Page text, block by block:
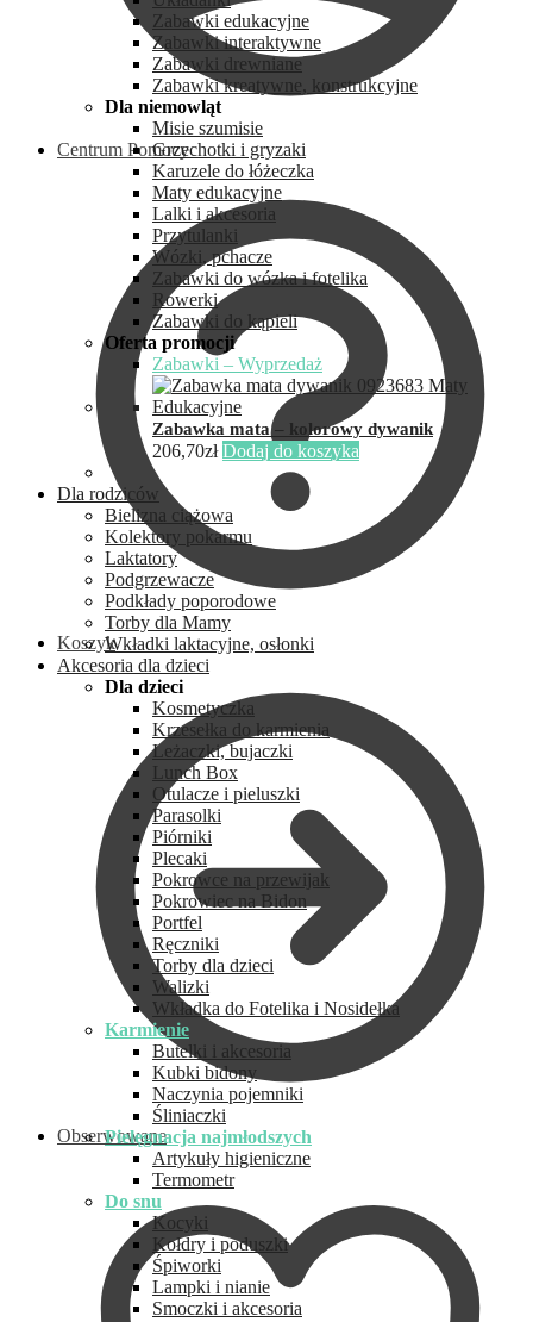
Centrum Pomocy
Koszyk
Obserwowane
Zabawki edukacyjne
Zabawki interaktywne
Zabawki drewniane
Zabawki kreatywne, konstrukcyjne
Dla niemowląt
Misie szumisie
Grzechotki i gryzaki
Karuzele do łóżeczka
Maty edukacyjne
Lalki i akcesoria
Przytulanki
Wózki, pchacze
Zabawki do wózka i fotelika
Rowerki
Zabawki do kąpieli
Oferta promocji
Zabawki – Wyprzedaż
Zabawka mata – kolorowy dywanik
206,70zł Dodaj do koszyka
Dla rodziców
Bielizna ciążowa
Kolektory pokarmu
Laktatory
Podgrzewacze
Podkłady poporodowe
Torby dla Mamy
Wkładki laktacyjne, osłonki
Akcesoria dla dzieci
Dla dzieci
Kosmetyczka
Krzesełka do karmienia
Leżaczki, bujaczki
Lunch Box
Otulacze i pieluszki
Parasolki
Piórniki
Plecaki
Pokrowce na przewijak
Pokrowiec na Bidon
Portfel
Ręczniki
Torby dla dzieci
Walizki
Wkładka do Fotelika i Nosidełka
Karmienie
Butelki i akcesoria
Kubki bidony
Naczynia pojemniki
Śliniaczki
Pielęgnacja najmłodszych
Artykuły higieniczne
Termometr
Do snu
Kocyki
Kołdry i poduszki
Śpiworki
Lampki i nianie
Smoczki i akcesoria